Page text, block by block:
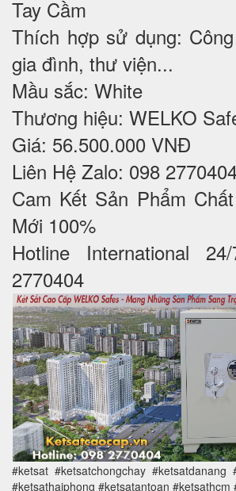
Tay Cầm
Thích hợp sử dụng:
gia đình, thư viện...
Mầu sắc: White
Thương hiệu: WELKO
Giá: 56.500.000 VNĐ
Liên Hệ Zalo: 098
Cam Kết Sản Phẩm
Mới 100%
Hotline International
2770404
#ketsat #ketsatchongchay #ketsatdanang
#ketsathaiphong #ketsatantoan #ketsathcm